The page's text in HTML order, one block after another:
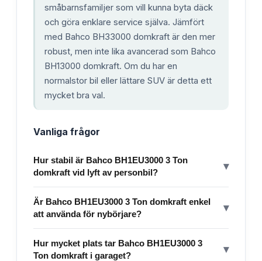
småbarnsfamiljer som vill kunna byta däck
och göra enklare service själva. Jämfört
med Bahco BH33000 domkraft är den mer
robust, men inte lika avancerad som Bahco
BH13000 domkraft. Om du har en
normalstor bil eller lättare SUV är detta ett
mycket bra val.
Vanliga frågor
Hur stabil är Bahco BH1EU3000 3 Ton
domkraft vid lyft av personbil?
▾
Är Bahco BH1EU3000 3 Ton domkraft enkel
att använda för nybörjare?
▾
Hur mycket plats tar Bahco BH1EU3000 3
Ton domkraft i garaget?
▾